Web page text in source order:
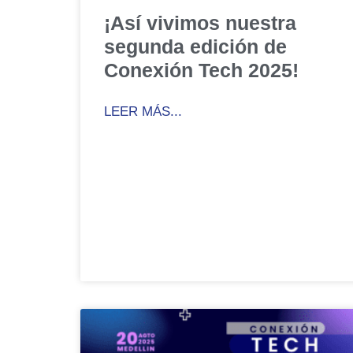
¡Así vivimos nuestra
segunda edición de
Conexión Tech 2025!
LEER MÁS...